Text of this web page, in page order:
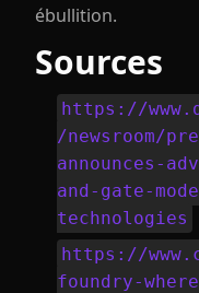
ébullition.
Sources
https://
/newsroom/
announces-
and-gate-
technologies
https://
foundry-